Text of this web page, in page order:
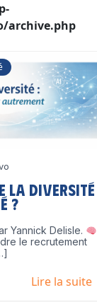
archive.php
la diversité
?
Yannick Delisle.
le recrutement
Lire la suite